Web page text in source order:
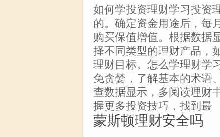
如何学投资理财学习投资
的。确定资金用途后，每
购买保值增值。根据数据
择不同类型的理财产品，
理财目标。怎么学理财学
免贪婪，了解基本的术语
查数据显示，多阅读理财
握更多投资技巧，找到最
蒙斯顿理财安全吗